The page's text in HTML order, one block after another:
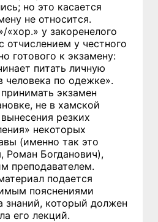
но это касается
не относится.
«хор.» у закоренелого
отчислением у честного
готового к экзамену:
питать личную
человека по одежке».
экзамен
не в хамской
резких
некоторых
(именно так это
Роман Богданович),
преподавателем.
подается
пояснениями
знаний, который должен
его лекций.